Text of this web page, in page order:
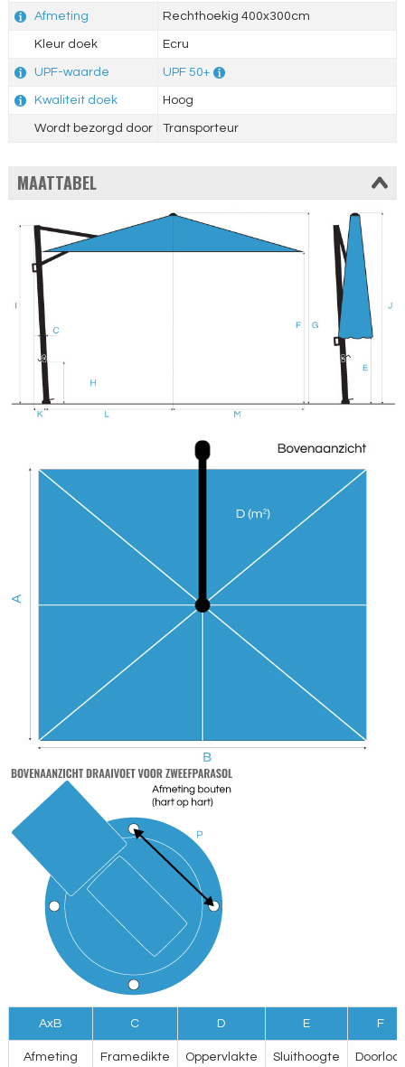
Afmeting Rechthoekig 400x300cm
Kleur doek Ecru
UPF-waarde UPF 50+
Kwaliteit doek Hoog
Wordt bezorgd door Transporteur
MAATTABEL
AxB C D E F
Afmeting
Framedikte Oppervlakte Sluithoogte